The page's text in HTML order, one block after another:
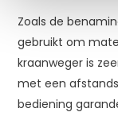
Zoals de
gebruikt om
kraanweger is
met een
bediening